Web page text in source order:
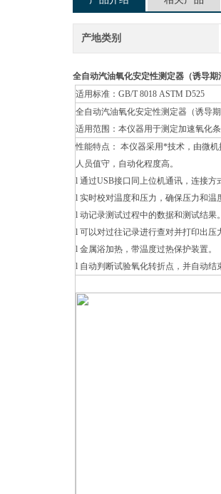
产地类别
全自动汽油氧化安定性测定器（诱导期
适用标准：GB/T 8018 ASTM D525
全自动汽油氧化安定性测定器（诱导
适用范围：本仪器用于测定加速氧化
性能特点： 本仪器采用*技术，由微
人员值守，自动化程度高。
l 通过USB接口同上位机通讯，连接方
l 实时校对温度和压力，确保压力和温
l 动记录测试过程中的数据和测试结果
l 可以对过往记录进行查对并打印出压
l 金属浴加热，带温度过热保护装置。
l 自动判断试验氧化转折点，并自动